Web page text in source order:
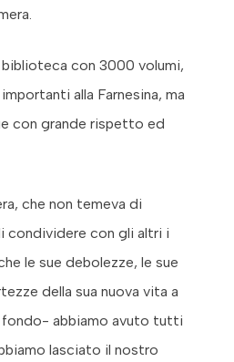
biblioteca con 3000 volumi,
alla Farnesina, ma
con grande rispetto ed
che non temeva di
condividere con gli altri i
le sue debolezze, le sue
della sua nuova vita a
fondo- abbiamo avuto tutti
lasciato il nostro